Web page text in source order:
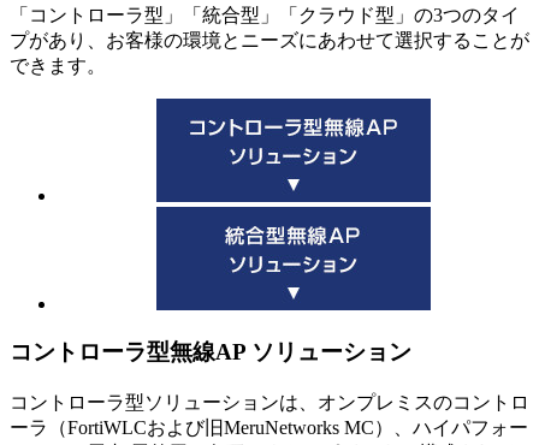
「コントローラ型」「統合型」「クラウド型」の3つのタイ
プがあり、お客様の環境とニーズにあわせて選択することが
できます。
コントローラ型無線AP ソリューション
コントローラ型ソリューションは、オンプレミスのコントロ
ーラ（FortiWLCおよび旧MeruNetworks MC）、ハイパフォー